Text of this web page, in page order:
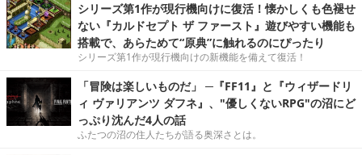
シリーズ第1作が現行機向けに復活！懐かしくも色褪せ
ない『カルドセプト ザ ファースト』遊びやすい機能も
搭載で、あらためて“原典”に触れるのにぴったり
シリーズ第1作が現行機向けの新機能を備えて復活！
「冒険は楽しいものだ」 ─『FF11』と『ウィザードリ
ィ ヴァリアンツ ダフネ』、"優しくないRPG"の沼にど
っぷり沈んだ4人の話
ふたつの沼の住人たちが語る奥深さとは。